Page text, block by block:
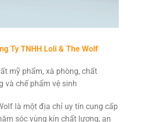
Ty TNHH Loli & The Wolf
mỹ phẩm, xà phòng, chất
và chế phẩm vệ sinh
là một địa chỉ uy tín cung cấp
sóc vùng kín chất lượng, an